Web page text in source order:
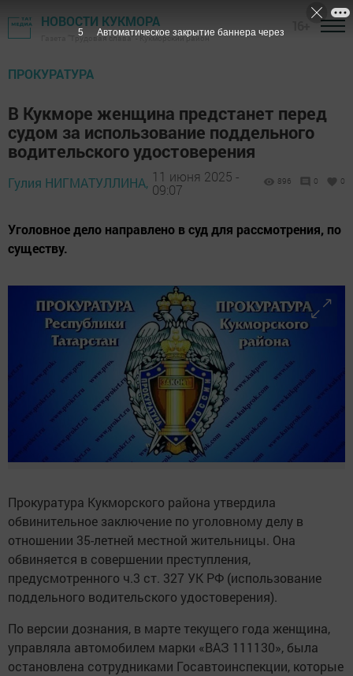
НОВОСТИ КУКМОРА
Газета "Трудовая слава" - Кукморский район
ПРОКУРАТУРА
В Кукморе женщина предстанет перед
судом за использование поддельного
водительского удостоверения
Гулия НИГМАТУЛЛИНА, 11 июня 2025 -
09:07
896 0 0
Уголовное дело направлено в суд для рассмотрения, по
существу.
Прокуратура Кукморского района утвердила
обвинительное заключение по уголовному делу в
отношении 35-летней местной жительницы. Она
обвиняется в совершении преступления,
предусмотренного ч.3 ст. 327 УК РФ (использование
поддельного водительского удостоверения).
По версии дознания, в марте текущего года женщина,
управляла автомобилем марки «ВАЗ 111130», была
остановлена сотрудниками Госавтоинспекции, которые
3 Автоматическое закрытие баннера через